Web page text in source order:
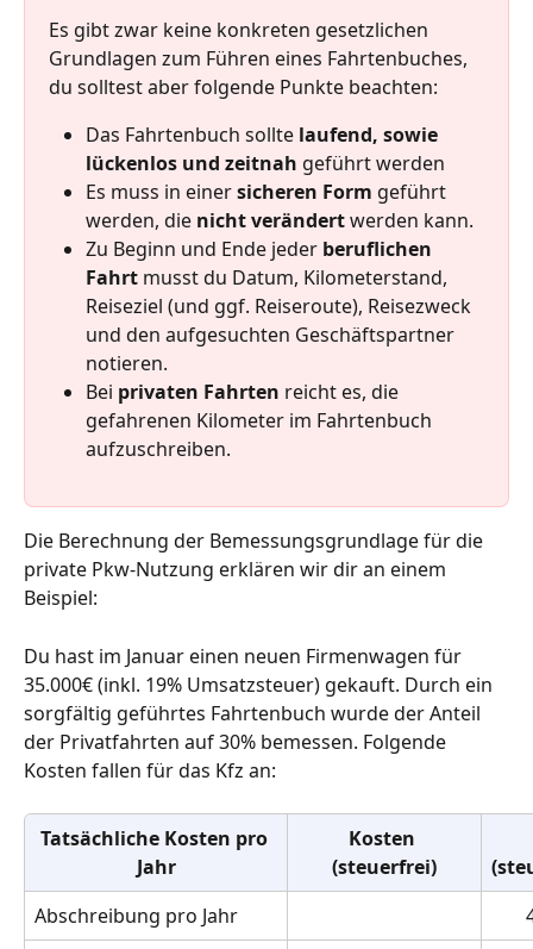
Es gibt zwar keine konkreten gesetzlichen
Grundlagen zum Führen eines Fahrtenbuches,
du solltest aber folgende Punkte beachten:
Das Fahrtenbuch sollte laufend, sowie
lückenlos und zeitnah geführt werden
Es muss in einer sicheren Form geführt
werden, die nicht verändert werden kann.
Zu Beginn und Ende jeder beruflichen
Fahrt musst du Datum, Kilometerstand,
Reiseziel (und ggf. Reiseroute), Reisezweck
und den aufgesuchten Geschäftspartner
notieren.
Bei privaten Fahrten reicht es, die
gefahrenen Kilometer im Fahrtenbuch
aufzuschreiben.
Die Berechnung der Bemessungsgrundlage für die
private Pkw-Nutzung erklären wir dir an einem
Beispiel:
Du hast im Januar einen neuen Firmenwagen für
35.000€ (inkl. 19% Umsatzsteuer) gekauft. Durch ein
sorgfältig geführtes Fahrtenbuch wurde der Anteil
der Privatfahrten auf 30% bemessen. Folgende
Kosten fallen für das Kfz an:
Tatsächliche Kosten pro
Jahr
Kosten
(steuerfrei)
Abschreibung pro Jahr